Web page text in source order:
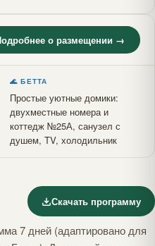
о размещении →
🌊 БЕТТА
Простые уютные домики:
двухместные номера и
коттедж №25А, санузел с
душем, TV, холодильник
Скачать программу
7 дней (адаптировано для